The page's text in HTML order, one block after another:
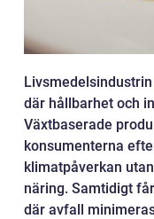
där hållbarhet och
Växtbaserade
konsumenterna
klimatpåverkan
näring. Samtidigt
där avfall